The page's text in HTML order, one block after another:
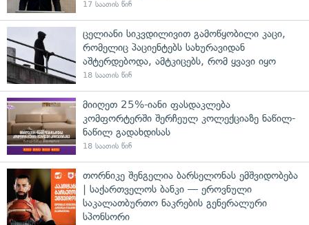
17 საათის წინ
ცელიანი სიკვდილივით გამოწყობილი კაცი,
რომელიც პაციენტებს სახურავიდან
აშტერდებოდა, ამტკიცებს, რომ ყვავი იყო
18 საათის წინ
მიიღეთ 25%-იანი ფასდაკლება
კომფორტერში შერჩეულ კოლექციაზე ნაწილ-
ნაწილ გადახდისას
18 საათის წინ
თორნიკე შენგელია ბარსელონას ემშვიდობება
| საქართველოს ბანკი — ეროვნული
საკალათბურთო ნაკრების გენერალური
სპონსორი